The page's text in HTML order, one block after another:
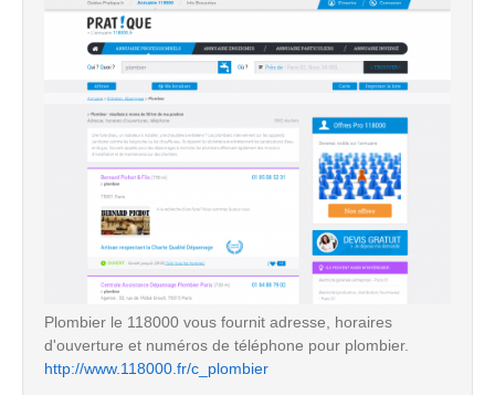
Plombier le 118000 vous fournit adresse, horaires
d'ouverture et numéros de téléphone pour plombier.
http://www.118000.fr/c_plombier